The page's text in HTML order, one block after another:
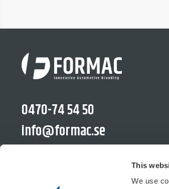
This
We use
0470-74 54 50
info@formac.se
linkedin.com/company/formac-se/